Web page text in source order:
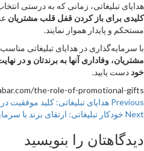
هدایای تبلیغاتی، زمانی که به درستی
کلیدی برای باز کردن قفل قلب مشتریان
مستحکم و پایدار هموار نمایند.
با سرمایه‌گذاری در هدایای تبلیغاتی
مشتریان، وفاداری آنها به برندتان و در
خوددست یابید.
the-role-of-promotional-gifts
Continue
Reading
Previous هدایای تبلیغاتی: کلید موفقیت در
Next خودکار تبلیغاتی: ارتقای برند با
دیدگاهتان را بنویسید